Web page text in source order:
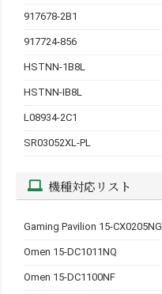
917678-2B1
917724-856
HSTNN-1B8L
HSTNN-IB8L
L08934-2C1
SR03052XL-PL
機種対応リスト
Gaming Pavilion 15-CX0205NG
Omen 15-DC1011NQ
Omen 15-DC1100NF